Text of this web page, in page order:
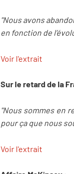
"Nous avons
en fonction de
Voir l'extrait
Sur le retard de la
"Nous sommes en
pour ça que nous
Voir l'extrait